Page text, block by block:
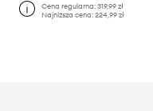
Cena regularna:319,99 zł
Najniższa cena:224,99 zł